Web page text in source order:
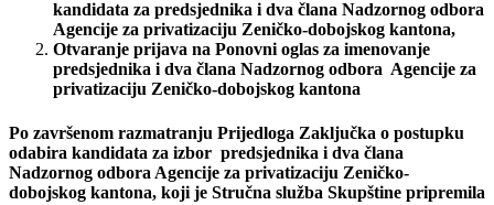
kandidata za predsjednika i dva člana Nadzornog odbora
Agencije za privatizaciju Zeničko-dobojskog kantona,
Otvaranje prijava na Ponovni oglas za imenovanje
predsjednika i dva člana Nadzornog odbora Agencije za
privatizaciju Zeničko-dobojskog kantona
Po završenom razmatranju Prijedloga Zaključka o postupku
odabira kandidata za izbor predsjednika i dva člana
Nadzornog odbora Agencije za privatizaciju Zeničko-
dobojskog kantona, koji je Stručna služba Skupštine pripremila